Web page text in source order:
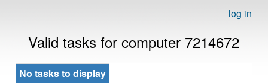
log in
Valid tasks for computer 7214672
No tasks to display